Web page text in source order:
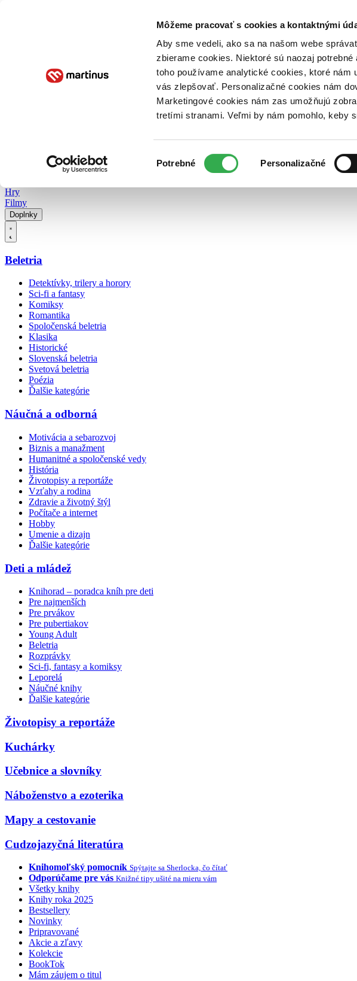
Môžeme pracovať s cookies a kontaktnými
Aby sme vedeli, ako sa na našom webe
zbierame cookies. Niektoré sú naozaj
toho používame analytické cookies, ktoré
vás zlepšovať. Personalizačné cookies nám
Marketingové cookies nám zas umožňujú
tretími stranami. Veľmi by nám pomohlo, keby
súhlasu
Potrebné Personalizačné
Poukážky Kontakt
Hry
Filmy
Doplnky
Beletria
Detektívky, trilery a horory
Sci-fi a fantasy
Komiksy
Romantika
Spoločenská beletria
Klasika
Historické
Slovenská beletria
Svetová beletria
Poézia
Ďalšie kategórie
Náučná a odborná
Motivácia a sebarozvoj
Biznis a manažment
Humanitné a spoločenské vedy
História
Životopisy a reportáže
Vzťahy a rodina
Zdravie a životný štýl
Počítače a internet
Hobby
Umenie a dizajn
Ďalšie kategórie
Deti a mládež
Knihorad – poradca kníh pre deti
Pre najmenších
Pre prvákov
Pre pubertiakov
Young Adult
Beletria
Rozprávky
Sci-fi, fantasy a komiksy
Leporelá
Náučné knihy
Ďalšie kategórie
Životopisy a reportáže
Kuchárky
Učebnice a slovníky
Náboženstvo a ezoterika
Mapy a cestovanie
Cudzojazyčná literatúra
Knihomoľský pomocník Spýtajte sa Sherlocka, čo čítať
Odporúčame pre vás Knižné tipy ušité na mieru vám
Všetky knihy
Knihy roka 2025
Bestsellery
Novinky
Pripravované
Akcie a zľavy
Kolekcie
BookTok
Mám záujem o titul